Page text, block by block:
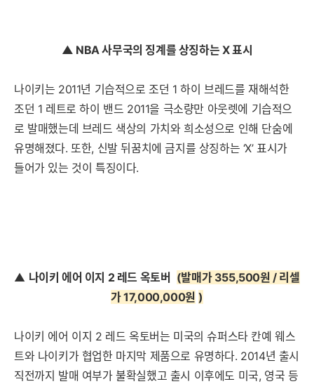
▲ NBA 사무국의 징계를 상징하는 X 표시
나이키는 2011년 기습적으로 조던 1 하이 브레드를 재해석한
조던 1 레트로 하이 밴드 2011을 극소량만 아웃렛에 기습적으
로 발매했는데 브레드 색상의 가치와 희소성으로 인해 단숨에
유명해졌다. 또한, 신발 뒤꿈치에 금지를 상징하는 ‘X’ 표시가
들어가 있는 것이 특징이다.
▲ 나이키 에어 이지 2 레드 옥토버 (발매가 355,500원 / 리셀
가 17,000,000원 )
나이키 에어 이지 2 레드 옥토버는 미국의 슈퍼스타 칸예 웨스
트와 나이키가 협업한 마지막 제품으로 유명하다. 2014년 출시
직전까지 발매 여부가 불확실했고 출시 이후에도 미국, 영국 등